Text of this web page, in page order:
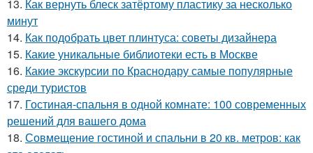
13. Как вернуть блеск затёртому пластику за несколько
минут
14. Как подобрать цвет плинтуса: советы дизайнера
15. Какие уникальные библиотеки есть в Москве
16. Какие экскурсии по Краснодару самые популярные
среди туристов
17. Гостиная-спальня в одной комнате: 100 современных
решений для вашего дома
18. Совмещение гостиной и спальни в 20 кв. метров: как